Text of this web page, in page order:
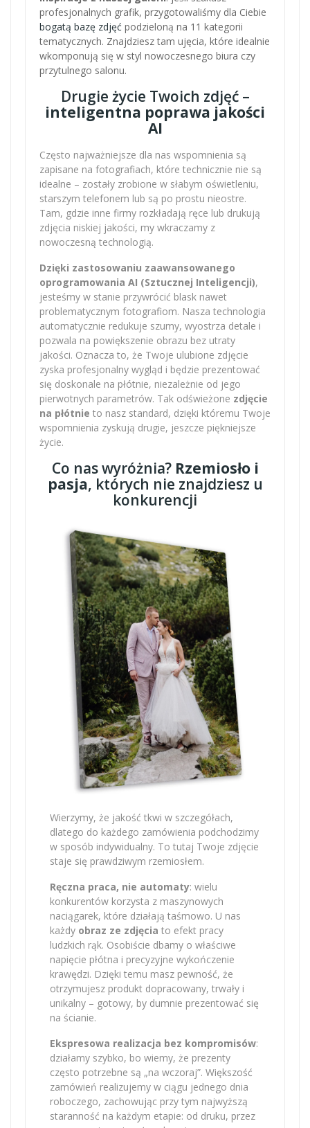
profesjonalnych grafik, przygotowaliśmy dla Ciebie
bogatą bazę zdjęć podzieloną na 11 kategorii
tematycznych. Znajdziesz tam ujęcia, które idealnie
wkomponują się w styl nowoczesnego biura czy
przytulnego salonu.
Drugie życie Twoich zdjęć –
inteligentna poprawa jakości
AI
Często najważniejsze dla nas wspomnienia są
zapisane na fotografiach, które technicznie nie są
idealne – zostały zrobione w słabym oświetleniu,
starszym telefonem lub są po prostu nieostre.
Tam, gdzie inne firmy rozkładają ręce lub drukują
zdjęcia niskiej jakości, my wkraczamy z
nowoczesną technologią.
Dzięki zastosowaniu zaawansowanego
oprogramowania AI (Sztucznej Inteligencji),
jesteśmy w stanie przywrócić blask nawet
problematycznym fotografiom. Nasza technologia
automatycznie redukuje szumy, wyostrza detale i
pozwala na powiększenie obrazu bez utraty
jakości. Oznacza to, że Twoje ulubione zdjęcie
zyska profesjonalny wygląd i będzie prezentować
się doskonale na płótnie, niezależnie od jego
pierwotnych parametrów. Tak odświeżone zdjęcie
na płótnie to nasz standard, dzięki któremu Twoje
wspomnienia zyskują drugie, jeszcze piękniejsze
życie.
Co nas wyróżnia? Rzemiosło i
pasja, których nie znajdziesz u
konkurencji
Wierzymy, że jakość tkwi w szczegółach,
dlatego do każdego zamówienia podchodzimy
w sposób indywidualny. To tutaj Twoje zdjęcie
staje się prawdziwym rzemiosłem.
Ręczna praca, nie automaty: wielu
konkurentów korzysta z maszynowych
naciągarek, które działają taśmowo. U nas
każdy obraz ze zdjęcia to efekt pracy
ludzkich rąk. Osobiście dbamy o właściwe
napięcie płótna i precyzyjne wykończenie
krawędzi. Dzięki temu masz pewność, że
otrzymujesz produkt dopracowany, trwały i
unikalny – gotowy, by dumnie prezentować się
na ścianie.
Ekspresowa realizacja bez kompromisów:
działamy szybko, bo wiemy, że prezenty
często potrzebne są „na wczoraj”. Większość
zamówień realizujemy w ciągu jednego dnia
roboczego, zachowując przy tym najwyższą
staranność na każdym etapie: od druku, przez